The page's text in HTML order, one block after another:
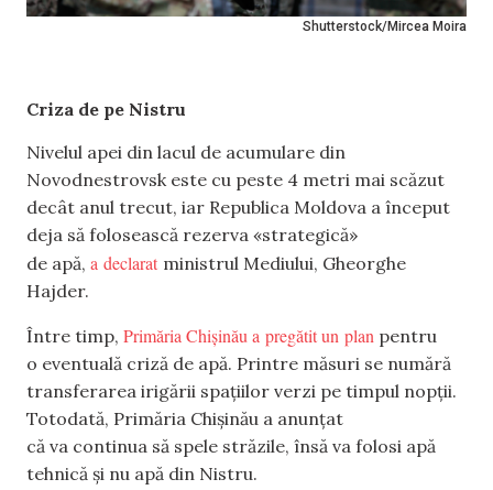
Shutterstock/Mircea Moira
Criza de pe Nistru
Nivelul apei din lacul de acumulare din
Novodnestrovsk este cu peste 4 metri mai scăzut
decât anul trecut, iar Republica Moldova a început
deja să folosească rezerva «strategică»
de apă, a declarat ministrul Mediului, Gheorghe
Hajder.
Între timp, Primăria Chișinău a pregătit un plan pentru
o eventuală criză de apă. Printre măsuri se numără
transferarea irigării spațiilor verzi pe timpul nopții.
Totodată, Primăria Chișinău a anunțat
că va continua să spele străzile, însă va folosi apă
tehnică și nu apă din Nistru.